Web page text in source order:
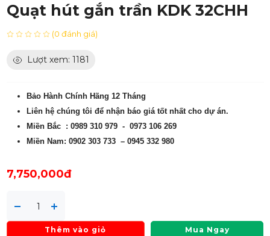
Quạt hút gắn trần KDK 32CHH
(0 đánh giá)
Lượt xem: 1181
Bảo Hành Chính Hãng 12 Tháng
Liên hệ chúng tôi để nhận báo giá tốt nhất cho dự án.
Miền Bắc : 0989 310 979 - 0973 106 269
Miền Nam: 0902 303 733 – 0945 332 980
7,750,000đ
Thêm vào giỏ Mua Ngay